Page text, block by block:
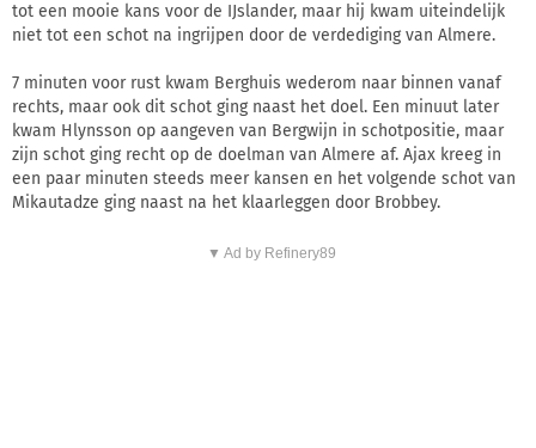
tot een mooie kans voor de IJslander, maar hij kwam uiteindelijk
niet tot een schot na ingrijpen door de verdediging van Almere.
7 minuten voor rust kwam Berghuis wederom naar binnen vanaf
rechts, maar ook dit schot ging naast het doel. Een minuut later
kwam Hlynsson op aangeven van Bergwijn in schotpositie, maar
zijn schot ging recht op de doelman van Almere af. Ajax kreeg in
een paar minuten steeds meer kansen en het volgende schot van
Mikautadze ging naast na het klaarleggen door Brobbey.
▼ Ad by Refinery89